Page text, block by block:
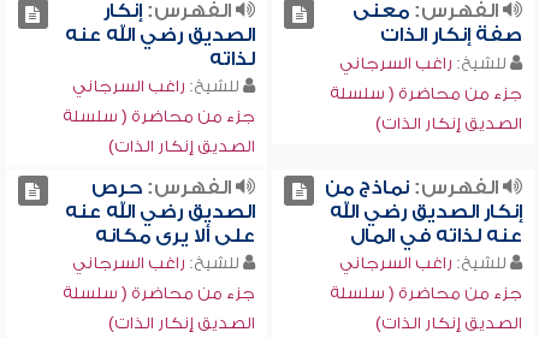
الفهرس:معنى
صفة إنكار الذات
للشيخ: راغب السرجاني
جزء من محاضرة ( سلسلة
الصديق إنكار الذات)
الفهرس:إنكار
الصديق رضي الله عنه
لذاته
للشيخ: راغب السرجاني
جزء من محاضرة ( سلسلة
الصديق إنكار الذات)
الفهرس:نماذج من
إنكار الصديق رضي الله
عنه لذاته في المال
للشيخ: راغب السرجاني
جزء من محاضرة ( سلسلة
الصديق إنكار الذات)
الفهرس:حرص
الصديق رضي الله عنه
على ألا يرى مكانه
للشيخ: راغب السرجاني
جزء من محاضرة ( سلسلة
الصديق إنكار الذات)